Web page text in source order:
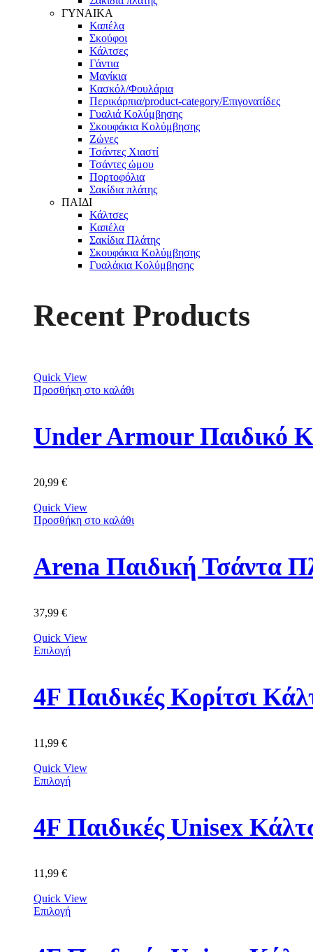
ΓΥΝΑΙΚΑ
Καπέλα
Σκούφοι
Κάλτσες
Γάντια
Μανίκια
Κασκόλ/Φουλάρια
Περικάρπια/product-category/Επιγονατίδες
Γυαλιά Κολύμβησης
Σκουφάκια Κολύμβησης
Ζώνες
Τσάντες Χιαστί
Τσάντες ώμου
Πορτοφόλια
Σακίδια πλάτης
ΠΑΙΔΙ
Κάλτσες
Καπέλα
Σακίδια Πλάτης
Σκουφάκια Κολύμβησης
Γυαλάκια Κολύμβησης
Recent Products
Quick View
Προσθήκη στο καλάθι
Under Armour Παιδικό
20,99 €
Quick View
Προσθήκη στο καλάθι
Arena Παιδική Τσάντα
37,99 €
Quick View
Επιλογή
11,99 €
Quick View
Επιλογή
11,99 €
Quick View
Επιλογή